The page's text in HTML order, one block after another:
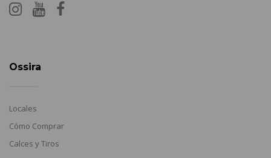
Ossira
Locales
Cómo Comprar
Calces y Tiros